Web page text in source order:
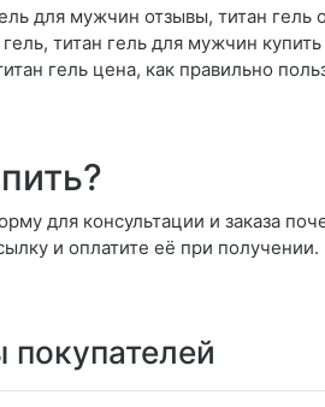
для мужчин отзывы, титан гель
гель, титан гель для мужчин
гель цена, как правильно
для консультации и заказа
и оплатите её при получении.